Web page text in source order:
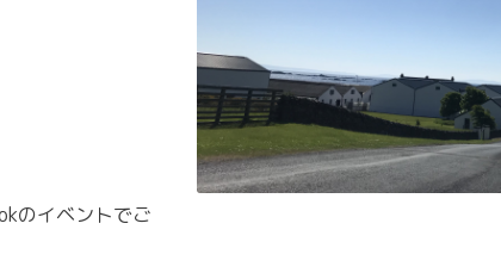
のイベントでご